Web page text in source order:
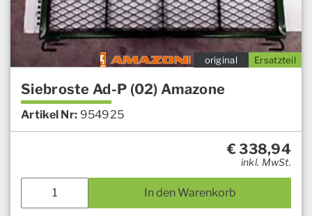
Ersatzteil
original
Siebroste Ad-P (02) Amazone
Artikel Nr: 954925
€338,94
inkl. MwSt.
In den Warenkorb